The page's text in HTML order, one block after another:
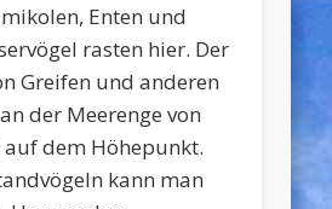
Enten und
rasten hier. Der
Greifen und anderen
der Meerenge von
dem Höhepunkt.
kann man